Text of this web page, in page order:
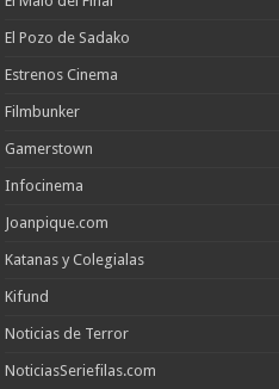
El Pozo de Sadako
Estrenos Cinema
Filmbunker
Gamerstown
Infocinema
Joanpique.com
Katanas y Colegialas
Kifund
Noticias de Terror
NoticiasSeriefilas.com